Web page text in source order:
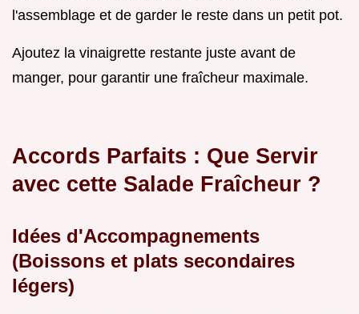
l'assemblage et de garder le reste dans un petit pot.
Ajoutez la vinaigrette restante juste avant de
manger, pour garantir une fraîcheur maximale.
Accords Parfaits : Que Servir
avec cette Salade Fraîcheur ?
Idées d'Accompagnements
(Boissons et plats secondaires
légers)